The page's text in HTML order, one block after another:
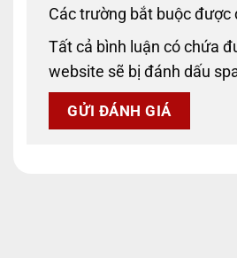
Các trường bắt buộc được
Tất cả bình luận có chứa
website sẽ bị đánh dấu